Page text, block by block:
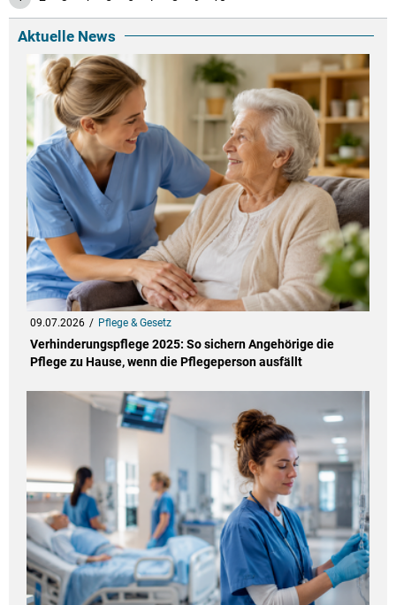
Aktuelle News
09.07.2026 Pflege & Gesetz
Verhinderungspflege 2025: So sichern Angehörige die
Pflege zu Hause, wenn die Pflegeperson ausfällt